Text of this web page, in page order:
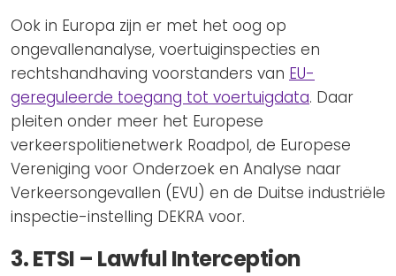
Ook in Europa zijn er met het oog op
ongevallenanalyse, voertuiginspecties en
rechtshandhaving voorstanders van EU-
gereguleerde toegang tot voertuigdata. Daar
pleiten onder meer het Europese
verkeerspolitienetwerk Roadpol, de Europese
Vereniging voor Onderzoek en Analyse naar
Verkeersongevallen (EVU) en de Duitse industriële
inspectie-instelling DEKRA voor.
3. ETSI – Lawful Interception